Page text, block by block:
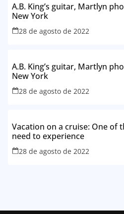
A.B. King’s guitar, Martlyn
New York
28 de agosto de 2022
A.B. King’s guitar, Martlyn
New York
28 de agosto de 2022
Vacation on a cruise: One of
need to experience
28 de agosto de 2022